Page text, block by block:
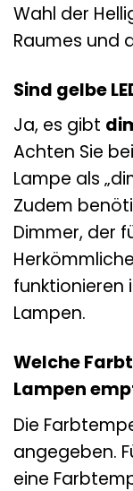
Wahl der
Raumes und
Sind gelbe
Ja, es gibt
Achten Sie
Lampe als
Zudem
Dimmer, der
funktionieren
Lampen.
Welche
Lampen
Die
angegeben.
eine